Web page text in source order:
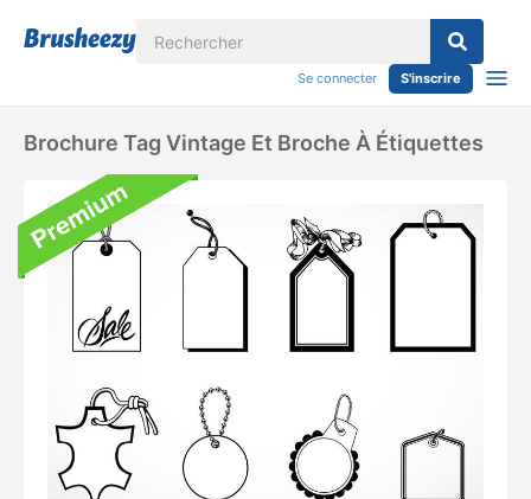
Se connecter S'inscrire
Brochure Tag Vintage Et Broche À Étiquettes